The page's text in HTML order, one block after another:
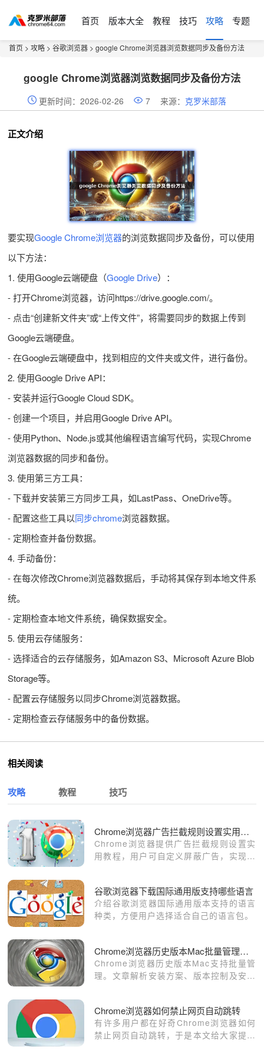
首页 版本大全 教程 技巧 攻略 专题
首页 > 攻略 > 谷歌浏览器 > google Chrome浏览器浏览数据同步及备份方法
google Chrome浏览器浏览数据同步及备份方法
更新时间：2026-02-26 7 来源： 克罗米部落
正文介绍
要实现Google Chrome浏览器的浏览数据同步及备份，可以使用
以下方法：
1. 使用Google云端硬盘（Google Drive）：
- 打开Chrome浏览器，访问https://drive.google.com/。
- 点击“创建新文件夹”或“上传文件”，将需要同步的数据上传到
Google云端硬盘。
- 在Google云端硬盘中，找到相应的文件夹或文件，进行备份。
2. 使用Google Drive API：
- 安装并运行Google Cloud SDK。
- 创建一个项目，并启用Google Drive API。
- 使用Python、Node.js或其他编程语言编写代码，实现Chrome
浏览器数据的同步和备份。
3. 使用第三方工具：
- 下载并安装第三方同步工具，如LastPass、OneDrive等。
- 配置这些工具以同步chrome浏览器数据。
- 定期检查并备份数据。
4. 手动备份：
- 在每次修改Chrome浏览器数据后，手动将其保存到本地文件系
统。
- 定期检查本地文件系统，确保数据安全。
5. 使用云存储服务：
- 选择适合的云存储服务，如Amazon S3、Microsoft Azure Blob
Storage等。
- 配置云存储服务以同步Chrome浏览器数据。
- 定期检查云存储服务中的备份数据。
相关阅读
攻略 教程 技巧
Chrome浏览器广告拦截规则设置实用教程分享
Chrome浏览器提供广告拦截规则设置实
用教程，用户可自定义屏蔽广告，实现干
谷歌浏览器下载国际通用版支持哪些语言
介绍谷歌浏览器国际通用版本支持的语言
种类，方便用户选择适合自己的语言包。
Chrome浏览器历史版本Mac批量管理与安装方案
Chrome浏览器历史版本Mac支持批量管
理。文章解析安装方案、版本控制及安全
Chrome浏览器如何禁止网页自动跳转
有许多用户都在好奇Chrome浏览器如何
禁止网页自动跳转，于是本文给大家提供